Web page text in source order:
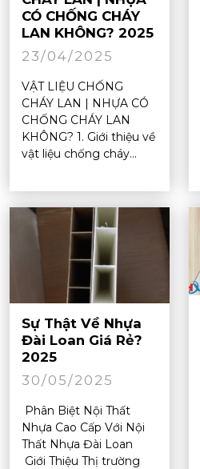
CÓ CHỐNG CHÁY
LAN KHÔNG? 2025
23/04/2025
VẬT LIỆU CHỐNG
CHÁY LAN | NHỰA CÓ
CHỐNG CHÁY LAN
KHÔNG? 1. Giới thiệu về
vật liệu chống cháy...
Sự Thật Về Nhựa
Đài Loan Giá Rẻ?
2025
30/05/2025
Phân Biệt Nội Thất
Nhựa Cao Cấp Với Nội
Thất Nhựa Đài Loan
Giới Thiệu Thị trường